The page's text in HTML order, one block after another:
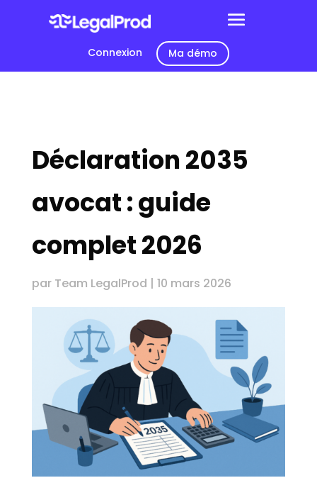
Connexion Ma démo
Déclaration 2035
avocat : guide
complet 2026
par Team LegalProd | 10 mars 2026